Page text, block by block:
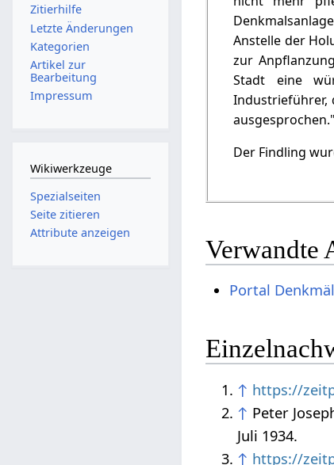
Anstelle der
zur
Stadt eine
Industrieführer,
ausgesprochen."
Der Findling
Verwandte
Portal
↑ https://
↑ Peter
Juli 1934.
↑ https://
Zitierhilfe
Letzte Änderungen
Kategorien
Artikel zur
Bearbeitung
Impressum
Wikiwerkzeuge
Spezialseiten
Seite zitieren
Attribute anzeigen